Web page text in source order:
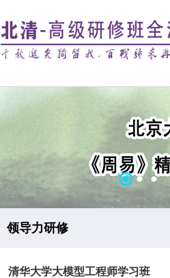
领导力研修
清华大学大模型工程师学习班